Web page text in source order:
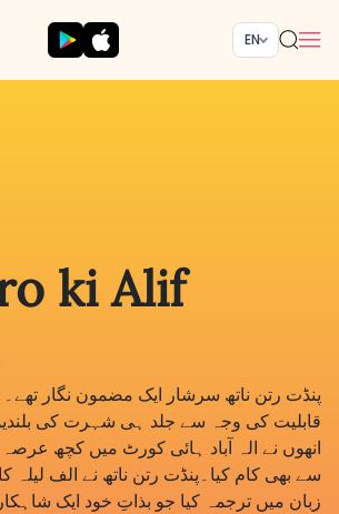
EN
ki Alif
پنڈت رتن ناتھ سرشار ایک مضمون نگار تھے۔
قابلیت کی وجہ سے جلد ہی شہرت کی
انھوں نے الہ آباد ہائی کورٹ میں کچھ
سے بھی کام کیا۔پنڈت رتن ناتھ نے الف لیلہ
زبان میں ترجمہ کیا جو بذاتِ خود ایک شاہکار